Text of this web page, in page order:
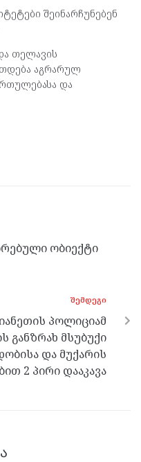
შეინარჩუნებენ
თელავის
აგრარულ
და
ობიექტი
ᲨᲔᲛᲓᲔᲒᲘ
პოლიციამ
განზრახ მსუბუქი
და მუქარის
2 პირი დააკავა